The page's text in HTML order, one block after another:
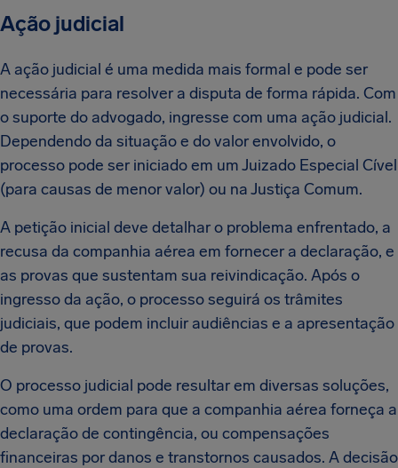
Ação judicial
A ação judicial é uma medida mais formal e pode ser
necessária para resolver a disputa de forma rápida. Com
o suporte do advogado, ingresse com uma ação judicial.
Dependendo da situação e do valor envolvido, o
processo pode ser iniciado em um Juizado Especial Cível
(para causas de menor valor) ou na Justiça Comum.
A petição inicial deve detalhar o problema enfrentado, a
recusa da companhia aérea em fornecer a declaração, e
as provas que sustentam sua reivindicação. Após o
ingresso da ação, o processo seguirá os trâmites
judiciais, que podem incluir audiências e a apresentação
de provas.
O processo judicial pode resultar em diversas soluções,
como uma ordem para que a companhia aérea forneça a
declaração de contingência, ou compensações
financeiras por danos e transtornos causados. A decisão